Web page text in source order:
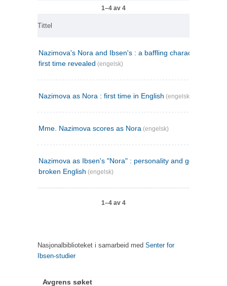
1–4 av 4
Tittel
Nazimova's Nora and Ibsen's : a baffling character for the
first time revealed (engelsk)
Nazimova as Nora : first time in English (engelsk)
Mme. Nazimova scores as Nora (engelsk)
Nazimova as Ibsen's "Nora" : personality and genius in
broken English (engelsk)
1–4 av 4
Nasjonalbiblioteket i samarbeid med Senter for
Ibsen-studier
Avgrens søket